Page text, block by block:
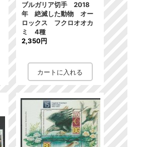
ブルガリア切手 2018
年 絶滅した動物 オー
ロックス フクロオオカ
ミ 4種
2,350円